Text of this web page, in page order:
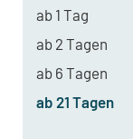
ab 1 Tag
ab 2 Tagen
ab 6 Tagen
ab 21 Tagen